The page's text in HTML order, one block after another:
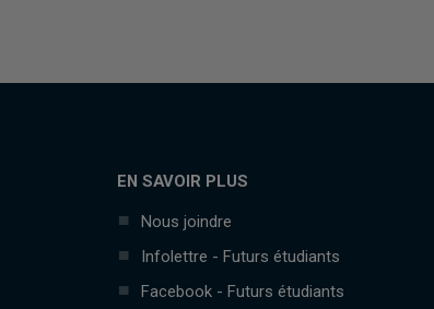
EN SAVOIR PLUS
Nous joindre
Infolettre - Futurs étudiants
Facebook - Futurs étudiants